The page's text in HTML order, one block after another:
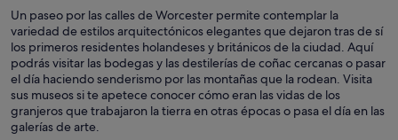
Un paseo por las calles de Worcester permite contemplar la
variedad de estilos arquitectónicos elegantes que dejaron tras de sí
los primeros residentes holandeses y británicos de la ciudad. Aquí
podrás visitar las bodegas y las destilerías de coñac cercanas o pasar
el día haciendo senderismo por las montañas que la rodean. Visita
sus museos si te apetece conocer cómo eran las vidas de los
granjeros que trabajaron la tierra en otras épocas o pasa el día en las
galerías de arte.